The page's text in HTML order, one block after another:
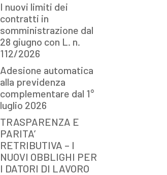
I nuovi limiti dei
contratti in
somministrazione dal
28 giugno con L. n.
112/2026
Adesione automatica
alla previdenza
complementare dal 1°
luglio 2026
TRASPARENZA E
PARITA’
RETRIBUTIVA – I
NUOVI OBBLIGHI PER
I DATORI DI LAVORO